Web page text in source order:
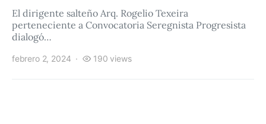
El dirigente salteño Arq. Rogelio Texeira
perteneciente a Convocatoria Seregnista Progresista
dialogó…
febrero 2, 2024 190 views